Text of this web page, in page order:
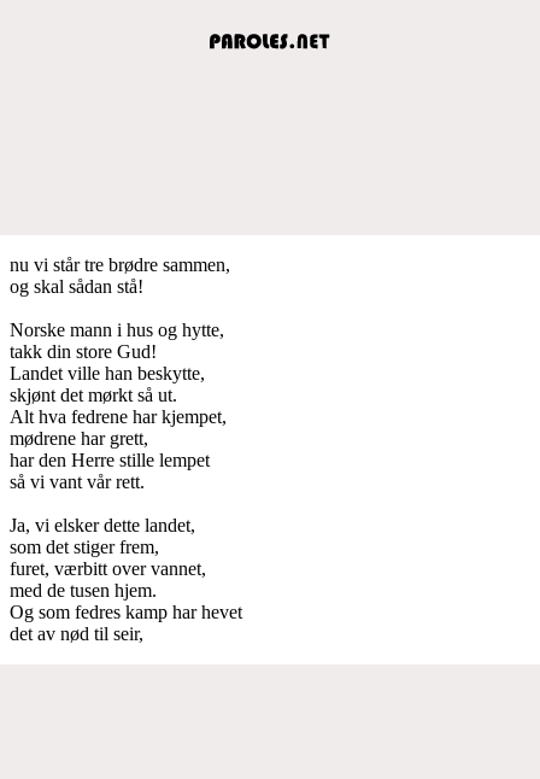
nu vi står tre brødre sammen,
og skal sådan stå!
Norske mann i hus og hytte,
takk din store Gud!
Landet ville han beskytte,
skjønt det mørkt så ut.
Alt hva fedrene har kjempet,
mødrene har grett,
har den Herre stille lempet
så vi vant vår rett.
Ja, vi elsker dette landet,
som det stiger frem,
furet, værbitt over vannet,
med de tusen hjem.
Og som fedres kamp har hevet
det av nød til seir,